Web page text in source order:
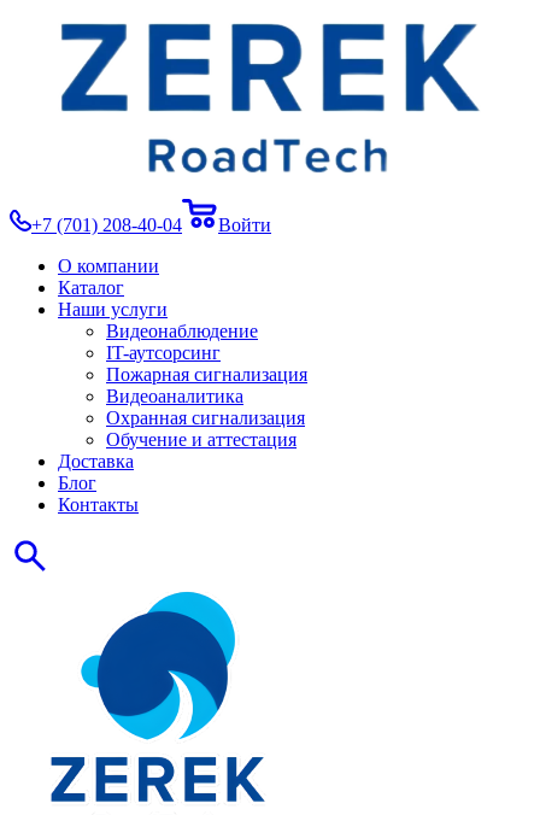
+7 (701) 208-40-04
Войти
О компании
Каталог
Наши услуги
Видеонаблюдение
IT-аутсорсинг
Пожарная сигнализация
Видеоаналитика
Охранная сигнализация
Обучение и аттестация
Доставка
Блог
Контакты